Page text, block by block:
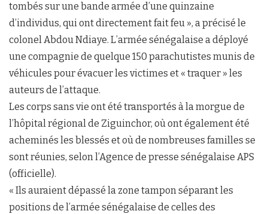
tombés sur une bande armée d’une quinzaine
d’individus, qui ont directement fait feu », a précisé le
colonel Abdou Ndiaye. L’armée sénégalaise a déployé
une compagnie de quelque 150 parachutistes munis de
véhicules pour évacuer les victimes et « traquer » les
auteurs de l’attaque.
Les corps sans vie ont été transportés à la morgue de
l’hôpital régional de Ziguinchor, où ont également été
acheminés les blessés et où de nombreuses familles se
sont réunies, selon l’Agence de presse sénégalaise APS
(officielle).
« Ils auraient dépassé la zone tampon séparant les
positions de l’armée sénégalaise de celles des